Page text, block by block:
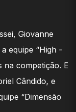
Giovanne
equipe “High -
na competição. E
Cândido, e
“Dimensão